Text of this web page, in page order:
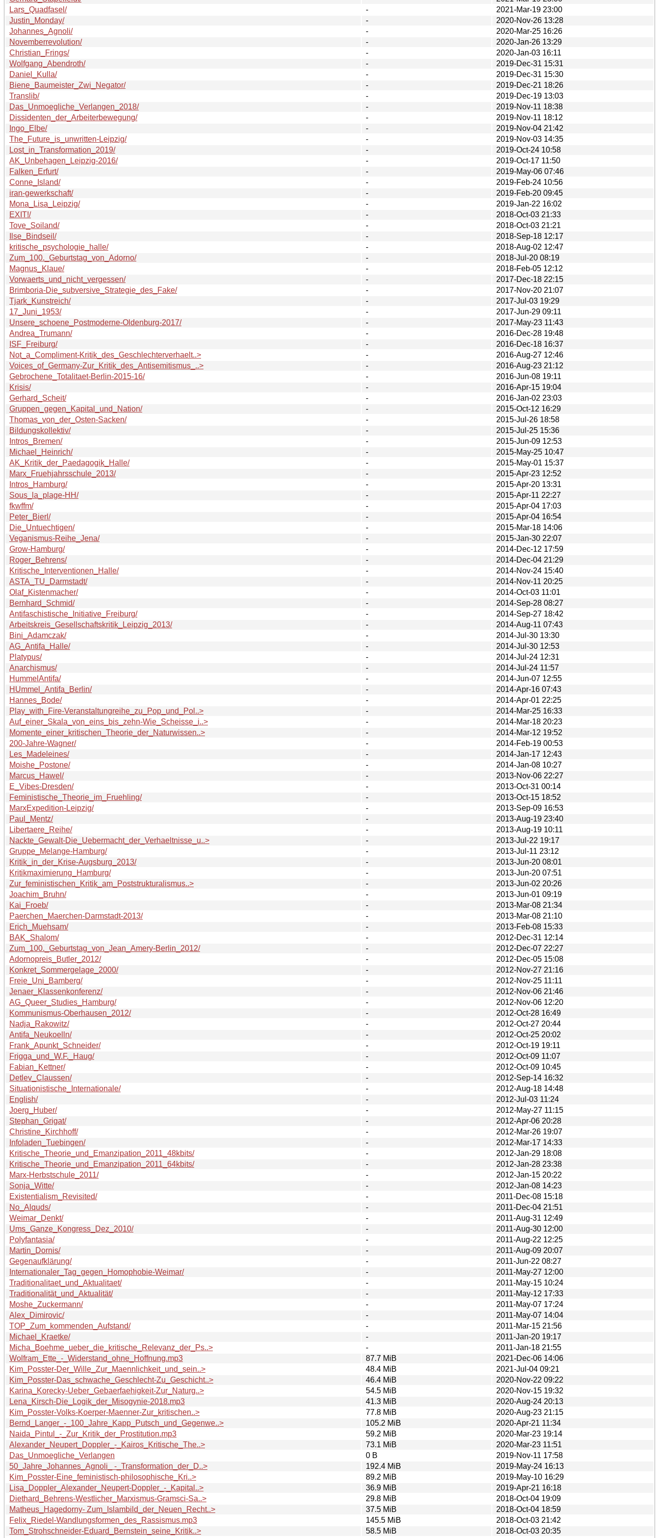
Lars_Quadfasel/
-
2021-Mar-19 23:00
Justin_Monday/
-
2020-Nov-26 13:28
Johannes_Agnoli/
-
2020-Mar-25 16:26
Novemberrevolution/
-
2020-Jan-26 13:29
Christian_Frings/
-
2020-Jan-03 16:11
Wolfgang_Abendroth/
-
2019-Dec-31 15:31
Daniel_Kulla/
-
2019-Dec-31 15:30
Biene_Baumeister_Zwi_Negator/
-
2019-Dec-21 18:26
Translib/
-
2019-Dec-19 13:03
Das_Unmoegliche_Verlangen_2018/
-
2019-Nov-11 18:38
Dissidenten_der_Arbeiterbewegung/
-
2019-Nov-11 18:12
Ingo_Elbe/
-
2019-Nov-04 21:42
The_Future_is_unwritten-Leipzig/
-
2019-Nov-03 14:35
Lost_in_Transformation_2019/
-
2019-Oct-24 10:58
AK_Unbehagen_Leipzig-2016/
-
2019-Oct-17 11:50
Falken_Erfurt/
-
2019-May-06 07:46
Conne_Island/
-
2019-Feb-24 10:56
iran-gewerkschaft/
-
2019-Feb-20 09:45
Mona_Lisa_Leipzig/
-
2019-Jan-22 16:02
EXIT!/
-
2018-Oct-03 21:33
Tove_Soiland/
-
2018-Oct-03 21:21
Ilse_Bindseil/
-
2018-Sep-18 12:17
kritische_psychologie_halle/
-
2018-Aug-02 12:47
Zum_100._Geburtstag_von_Adorno/
-
2018-Jul-20 08:19
Magnus_Klaue/
-
2018-Feb-05 12:12
Vorwaerts_und_nicht_vergessen/
-
2017-Dec-18 22:15
Brimboria-Die_subversive_Strategie_des_Fake/
-
2017-Nov-20 21:07
Tjark_Kunstreich/
-
2017-Jul-03 19:29
17_Juni_1953/
-
2017-Jun-29 09:11
Unsere_schoene_Postmoderne-Oldenburg-2017/
-
2017-May-23 11:43
Andrea_Trumann/
-
2016-Dec-28 19:48
ISF_Freiburg/
-
2016-Dec-18 16:37
Not_a_Compliment-Kritik_des_Geschlechterverhaelt..>
-
2016-Aug-27 12:46
Voices_of_Germany-Zur_Kritik_des_Antisemitismus_..>
-
2016-Aug-23 21:12
Gebrochene_Totalitaet-Berlin-2015-16/
-
2016-Jun-08 19:11
Krisis/
-
2016-Apr-15 19:04
Gerhard_Scheit/
-
2016-Jan-02 23:03
Gruppen_gegen_Kapital_und_Nation/
-
2015-Oct-12 16:29
Thomas_von_der_Osten-Sacken/
-
2015-Jul-26 18:58
Bildungskollektiv/
-
2015-Jul-25 15:36
Intros_Bremen/
-
2015-Jun-09 12:53
Michael_Heinrich/
-
2015-May-25 10:47
AK_Kritik_der_Paedagogik_Halle/
-
2015-May-01 15:37
Marx_Fruehjahrsschule_2013/
-
2015-Apr-23 12:52
Intros_Hamburg/
-
2015-Apr-20 13:31
Sous_la_plage-HH/
-
2015-Apr-11 22:27
fkwffm/
-
2015-Apr-04 17:03
Peter_Bierl/
-
2015-Apr-04 16:54
Die_Untuechtigen/
-
2015-Mar-18 14:06
Veganismus-Reihe_Jena/
-
2015-Jan-30 22:07
Grow-Hamburg/
-
2014-Dec-12 17:59
Roger_Behrens/
-
2014-Dec-04 21:29
Kritische_Interventionen_Halle/
-
2014-Nov-24 15:40
ASTA_TU_Darmstadt/
-
2014-Nov-11 20:25
Olaf_Kistenmacher/
-
2014-Oct-03 11:01
Bernhard_Schmid/
-
2014-Sep-28 08:27
Antifaschistische_Initiative_Freiburg/
-
2014-Sep-27 18:42
Arbeitskreis_Gesellschaftskritik_Leipzig_2013/
-
2014-Aug-11 07:43
Bini_Adamczak/
-
2014-Jul-30 13:30
AG_Antifa_Halle/
-
2014-Jul-30 12:53
Platypus/
-
2014-Jul-24 12:31
Anarchismus/
-
2014-Jul-24 11:57
HummelAntifa/
-
2014-Jun-07 12:55
HUmmel_Antifa_Berlin/
-
2014-Apr-16 07:43
Hannes_Bode/
-
2014-Apr-01 22:25
Play_with_Fire-Veranstaltungreihe_zu_Pop_und_Pol..>
-
2014-Mar-25 16:33
Auf_einer_Skala_von_eins_bis_zehn-Wie_Scheisse_i..>
-
2014-Mar-18 20:23
Momente_einer_kritischen_Theorie_der_Naturwissen..>
-
2014-Mar-12 19:52
200-Jahre-Wagner/
-
2014-Feb-19 00:53
Les_Madeleines/
-
2014-Jan-17 12:43
Moishe_Postone/
-
2014-Jan-08 10:27
Marcus_Hawel/
-
2013-Nov-06 22:27
E_Vibes-Dresden/
-
2013-Oct-31 00:14
Feministische_Theorie_im_Fruehling/
-
2013-Oct-15 18:52
MarxExpedition-Leipzig/
-
2013-Sep-09 16:53
Paul_Mentz/
-
2013-Aug-19 23:40
Libertaere_Reihe/
-
2013-Aug-19 10:11
Nackte_Gewalt-Die_Uebermacht_der_Verhaeltnisse_u..>
-
2013-Jul-22 19:17
Gruppe_Melange-Hamburg/
-
2013-Jul-11 23:12
Kritik_in_der_Krise-Augsburg_2013/
-
2013-Jun-20 08:01
Kritikmaximierung_Hamburg/
-
2013-Jun-20 07:51
Zur_feministischen_Kritik_am_Poststrukturalismus..>
-
2013-Jun-02 20:26
Joachim_Bruhn/
-
2013-Jun-01 09:19
Kai_Froeb/
-
2013-Mar-08 21:34
Paerchen_Maerchen-Darmstadt-2013/
-
2013-Mar-08 21:10
Erich_Muehsam/
-
2013-Feb-08 15:33
BAK_Shalom/
-
2012-Dec-31 12:14
Zum_100._Geburtstag_von_Jean_Amery-Berlin_2012/
-
2012-Dec-07 22:27
Adornopreis_Butler_2012/
-
2012-Dec-05 15:08
Konkret_Sommergelage_2000/
-
2012-Nov-27 21:16
Freie_Uni_Bamberg/
-
2012-Nov-25 11:11
Jenaer_Klassenkonferenz/
-
2012-Nov-06 21:46
AG_Queer_Studies_Hamburg/
-
2012-Nov-06 12:20
Kommunismus-Oberhausen_2012/
-
2012-Oct-28 16:49
Nadja_Rakowitz/
-
2012-Oct-27 20:44
Antifa_Neukoelln/
-
2012-Oct-25 20:02
Frank_Apunkt_Schneider/
-
2012-Oct-19 19:11
Frigga_und_W.F._Haug/
-
2012-Oct-09 11:07
Fabian_Kettner/
-
2012-Oct-09 10:45
Detlev_Claussen/
-
2012-Sep-14 16:32
Situationistische_Internationale/
-
2012-Aug-18 14:48
English/
-
2012-Jul-03 11:24
Joerg_Huber/
-
2012-May-27 11:15
Stephan_Grigat/
-
2012-Apr-06 20:28
Christine_Kirchhoff/
-
2012-Mar-26 19:07
Infoladen_Tuebingen/
-
2012-Mar-17 14:33
Kritische_Theorie_und_Emanzipation_2011_48kbits/
-
2012-Jan-29 18:08
Kritische_Theorie_und_Emanzipation_2011_64kbits/
-
2012-Jan-28 23:38
Marx-Herbstschule_2011/
-
2012-Jan-15 20:22
Sonja_Witte/
-
2012-Jan-08 14:23
Existentialism_Revisited/
-
2011-Dec-08 15:18
No_Alquds/
-
2011-Dec-04 21:51
Weimar_Denkt/
-
2011-Aug-31 12:49
Ums_Ganze_Kongress_Dez_2010/
-
2011-Aug-30 12:00
Polyfantasia/
-
2011-Aug-22 12:25
Martin_Dornis/
-
2011-Aug-09 20:07
Gegenaufklärung/
-
2011-Jun-22 08:27
Internationaler_Tag_gegen_Homophobie-Weimar/
-
2011-May-27 12:00
Traditionalitaet_und_Aktualitaet/
-
2011-May-15 10:24
Traditionalität_und_Aktualität/
-
2011-May-12 17:33
Moshe_Zuckermann/
-
2011-May-07 17:24
Alex_Dimirovic/
-
2011-May-07 14:04
TOP_Zum_kommenden_Aufstand/
-
2011-Mar-15 21:56
Michael_Kraetke/
-
2011-Jan-20 19:17
Micha_Boehme_ueber_die_kritische_Relevanz_der_Ps..>
-
2011-Jan-18 21:55
Wolfram_Ette_-_Widerstand_ohne_Hoffnung.mp3
87.7 MiB
2021-Dec-06 14:06
Kim_Posster-Der_Wille_Zur_Maennlichkeit_und_sein..>
48.4 MiB
2021-Jul-04 09:21
Kim_Posster-Das_schwache_Geschlecht-Zu_Geschicht..>
46.4 MiB
2020-Nov-22 09:22
Karina_Korecky-Ueber_Gebaerfaehigkeit-Zur_Naturg..>
54.5 MiB
2020-Nov-15 19:32
Lena_Kirsch-Die_Logik_der_Misogynie-2018.mp3
41.3 MiB
2020-Aug-24 20:13
Kim_Posster-Volks-Koerper-Maenner-Zur_kritischen..>
77.8 MiB
2020-Aug-23 21:15
Bernd_Langer_-_100_Jahre_Kapp_Putsch_und_Gegenwe..>
105.2 MiB
2020-Apr-21 11:34
Naida_Pintul_-_Zur_Kritik_der_Prostitution.mp3
59.2 MiB
2020-Mar-23 19:14
Alexander_Neupert_Doppler_-_Kairos_Kritische_The..>
73.1 MiB
2020-Mar-23 11:51
Das_Unmoegliche_Verlangen
0 B
2019-Nov-11 17:58
50_Jahre_Johannes_Agnoli_ -_Transformation_der_D..>
192.4 MiB
2019-May-24 16:13
Kim_Posster-Eine_feministisch-philosophische_Kri..>
89.2 MiB
2019-May-10 16:29
Lisa_Doppler_Alexander_Neupert-Doppler_-_Kapital..>
36.9 MiB
2019-Apr-21 16:18
Diethard_Behrens-Westlicher_Marxismus-Gramsci-Sa..>
29.8 MiB
2018-Oct-04 19:09
Matheus_Hagedorny- Zum_Islambild_der_Neuen_Recht..>
37.5 MiB
2018-Oct-04 18:59
Felix_Riedel-Wandlungsformen_des_Rassismus.mp3
145.5 MiB
2018-Oct-03 21:42
Tom_Strohschneider-Eduard_Bernstein_seine_Kritik..>
58.5 MiB
2018-Oct-03 20:35